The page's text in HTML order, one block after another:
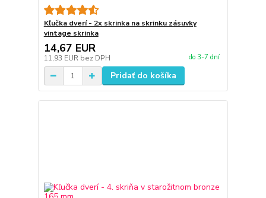
Kľučka dverí - 2x skrinka na skrinku zásuvky
vintage skrinka
14,67 EUR
11,93 EUR bez DPH do 3-7 dní
Pridať do košíka